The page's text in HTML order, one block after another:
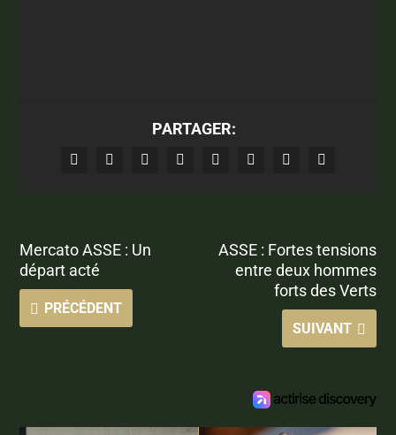
PARTAGER:
Mercato ASSE : Un
départ acté
PRÉCÉDENT
ASSE : Fortes tensions
entre deux hommes
forts des Verts
SUIVANT